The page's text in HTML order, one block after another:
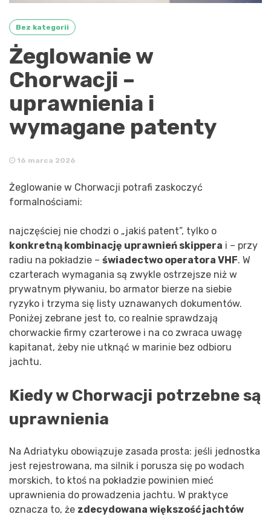
Bez kategorii
Żeglowanie w
Chorwacji –
uprawnienia i
wymagane patenty
16 marca 2026
Żeglowanie w Chorwacji potrafi zaskoczyć
formalnościami:
najczęściej nie chodzi o „jakiś patent”, tylko o
konkretną kombinację uprawnień skippera i – przy
radiu na pokładzie – świadectwo operatora VHF. W
czarterach wymagania są zwykle ostrzejsze niż w
prywatnym pływaniu, bo armator bierze na siebie
ryzyko i trzyma się listy uznawanych dokumentów.
Poniżej zebrane jest to, co realnie sprawdzają
chorwackie firmy czarterowe i na co zwraca uwagę
kapitanat, żeby nie utknąć w marinie bez odbioru
jachtu.
Kiedy w Chorwacji potrzebne są
uprawnienia
Na Adriatyku obowiązuje zasada prosta: jeśli jednostka
jest rejestrowana, ma silnik i porusza się po wodach
morskich, to ktoś na pokładzie powinien mieć
uprawnienia do prowadzenia jachtu. W praktyce
oznacza to, że zdecydowana większość jachtów